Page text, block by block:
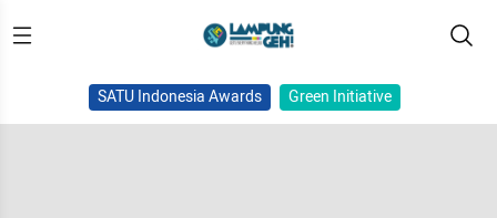
SATU Indonesia Awards Green Initiative